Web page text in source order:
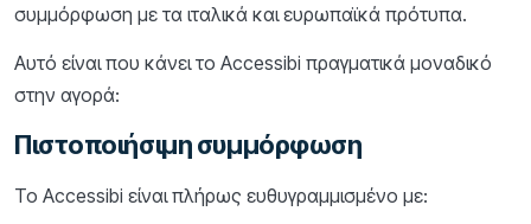
συμμόρφωση με τα ιταλικά και ευρωπαϊκά πρότυπα.
Αυτό είναι που κάνει το Accessibi πραγματικά μοναδικό
στην αγορά:
Πιστοποιήσιμη συμμόρφωση
Το Accessibi είναι πλήρως ευθυγραμμισμένο με: